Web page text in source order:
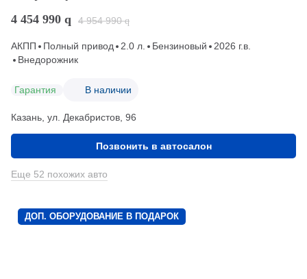
4 454 990 q 4 954 990 q
АКПП Полный привод 2.0 л. Бензиновый
2026 г.в.
Внедорожник
Гарантия В наличии
Казань, ул. Декабристов, 96
Позвонить в автосалон
Еще 52 похожих авто
ДОП. ОБОРУДОВАНИЕ В ПОДАРОК